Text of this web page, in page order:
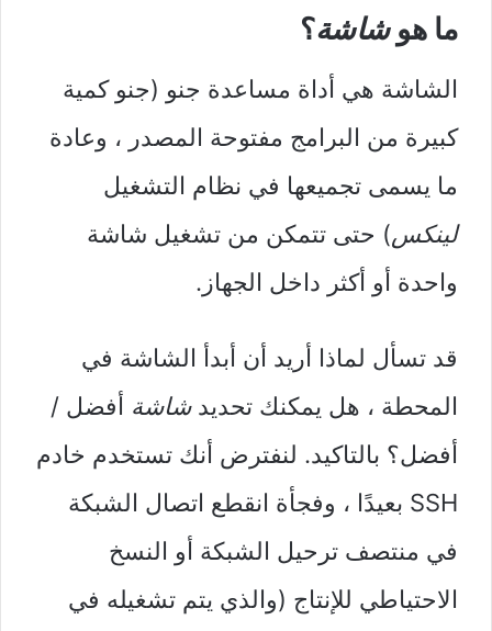
ما هوشاشة؟
الشاشة هي أداة مساعدة جنو (جنو كمية
كبيرة من البرامج مفتوحة المصدر ، وعادة
ما يسمى تجميعها في نظام التشغيل
لينكس) حتى تتمكن من تشغيل شاشة
واحدة أو أكثر داخل الجهاز.
قد تسأل لماذا أريد أن أبدأ الشاشة في
المحطة ، هل يمكنك تحديدشاشة أفضل /
أفضل؟ بالتاكيد. لنفترض أنك تستخدم خادم
SSH بعيدًا ، وفجأة انقطع اتصال الشبكة
في منتصف ترحيل الشبكة أو النسخ
الاحتياطي للإنتاج (والذي يتم تشغيله في